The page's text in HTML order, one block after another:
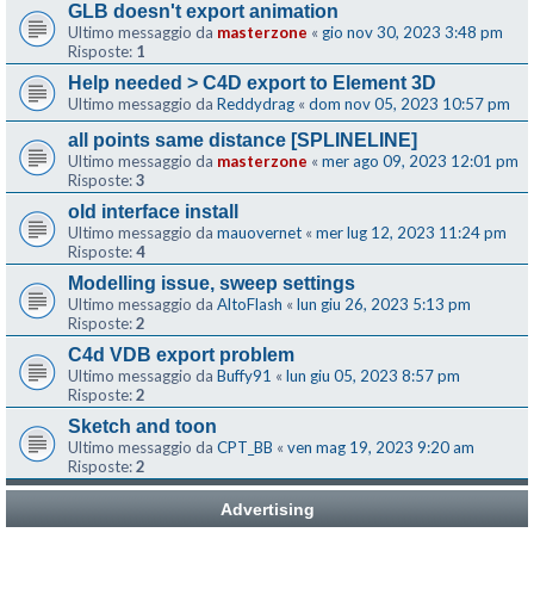
GLB doesn't export animation
Ultimo messaggio da masterzone « gio nov 30, 2023 3:48 pm
Risposte: 1
Help needed > C4D export to Element 3D
Ultimo messaggio da Reddydrag « dom nov 05, 2023 10:57 pm
all points same distance [SPLINELINE]
Ultimo messaggio da masterzone « mer ago 09, 2023 12:01 pm
Risposte:3
old interface install
Ultimo messaggio da mauovernet « mer lug 12, 2023 11:24 pm
Risposte:4
Modelling issue, sweep settings
Ultimo messaggio da AltoFlash « lun giu 26, 2023 5:13 pm
Risposte:2
C4d VDB export problem
Ultimo messaggio da Buffy91 « lun giu 05, 2023 8:57 pm
Risposte:2
Sketch and toon
Ultimo messaggio da CPT_BB « ven mag 19, 2023 9:20 am
Risposte:2
Advertising